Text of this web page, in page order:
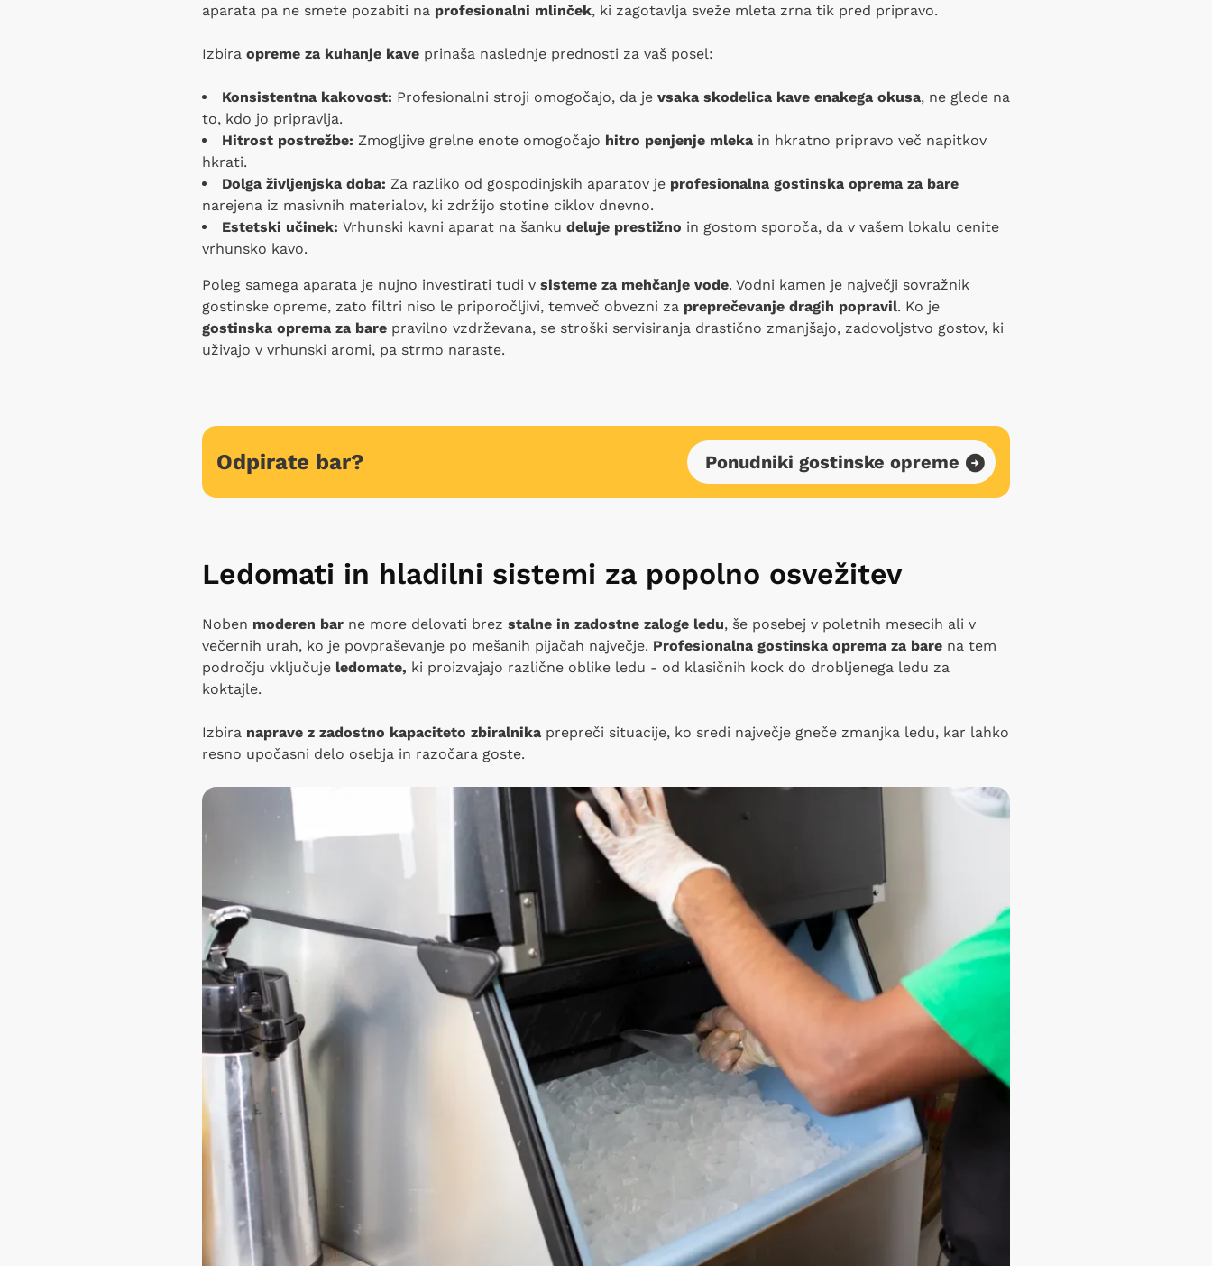
aparata pa ne smete pozabiti na profesionalni mlinček, ki zagotavlja sveže mleta zrna tik pred pripravo.
Izbira opreme za kuhanje kave prinaša naslednje prednosti za vaš posel:
Konsistentna kakovost: Profesionalni stroji omogočajo, da je vsaka skodelica kave enakega okusa, ne glede na
to, kdo jo pripravlja.
Hitrost postrežbe: Zmogljive grelne enote omogočajo hitro penjenje mleka in hkratno pripravo več napitkov
hkrati.
Dolga življenjska doba: Za razliko od gospodinjskih aparatov je profesionalna gostinska oprema za bare
narejena iz masivnih materialov, ki zdržijo stotine ciklov dnevno.
Estetski učinek: Vrhunski kavni aparat na šanku deluje prestižno in gostom sporoča, da v vašem lokalu cenite
vrhunsko kavo.
Poleg samega aparata je nujno investirati tudi v sisteme za mehčanje vode. Vodni kamen je največji sovražnik
gostinske opreme, zato filtri niso le priporočljivi, temveč obvezni za preprečevanje dragih popravil. Ko je
gostinska oprema za bare pravilno vzdrževana, se stroški servisiranja drastično zmanjšajo, zadovoljstvo gostov, ki
uživajo v vrhunski aromi, pa strmo naraste.
Odpirate bar? Ponudniki gostinske opreme
Ledomati in hladilni sistemi za popolno osvežitev
Noben moderen bar ne more delovati brez stalne in zadostne zaloge ledu, še posebej v poletnih mesecih ali v
večernih urah, ko je povpraševanje po mešanih pijačah največje. Profesionalna gostinska oprema za bare na tem
področju vključuje ledomate, ki proizvajajo različne oblike ledu - od klasičnih kock do drobljenega ledu za
koktajle.
Izbira naprave z zadostno kapaciteto zbiralnika prepreči situacije, ko sredi največje gneče zmanjka ledu, kar lahko
resno upočasni delo osebja in razočara goste.